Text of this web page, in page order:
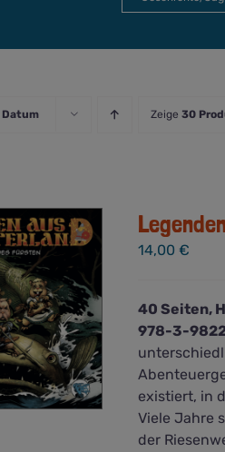
Datum Zeige 30
14,00 €
40 Seiten,
978-3-
existiert, in
Viele Jahre
der